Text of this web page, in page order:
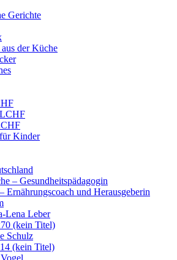
Gerichte
der Küche
Kinder
– Gesundheitspädagogin
Ernährungscoach und Herausgeberin
Lena Leber
(kein Titel)
Schulz
(kein Titel)